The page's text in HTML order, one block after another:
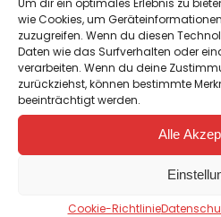
wie Cookies, um
zuzugreifen. Wenn du diesen
Daten wie das Surfverhalten oder
verarbeiten. Wenn du deine
zurückziehst, können bestimmte
beeinträchtigt werden.
Alle
Cookie-Richtlinie
Unser Elferrat
Die wichtigen und
Mitglieder unseres
Elferrat unterwegs.
Mehr